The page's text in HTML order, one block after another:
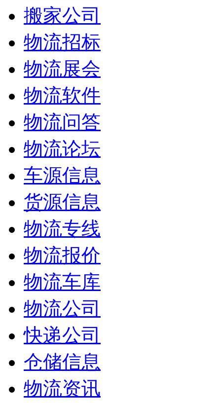
搬家公司
物流招标
物流展会
物流软件
物流问答
物流论坛
车源信息
货源信息
物流专线
物流报价
物流车库
物流公司
快递公司
仓储信息
物流资讯